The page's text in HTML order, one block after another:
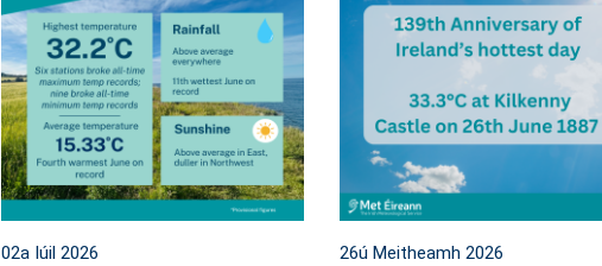
02a Iúil 2026 26ú Meitheamh 2026